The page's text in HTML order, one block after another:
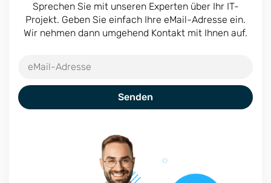
Sprechen Sie mit unseren Experten über Ihr IT-
Projekt. Geben Sie einfach Ihre eMail-Adresse ein.
Wir nehmen dann umgehend Kontakt mit Ihnen auf.
Senden